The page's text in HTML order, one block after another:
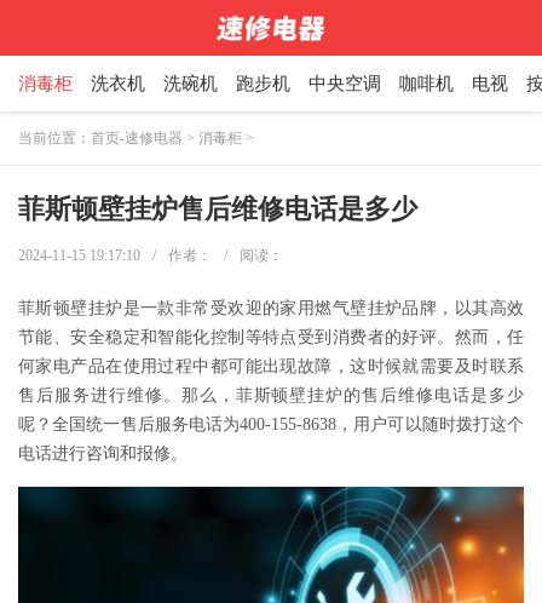
消毒柜 洗衣机 洗碗机 跑步机 中央空调 咖啡机 电视
当前位置： 首页-速修电器 > 消毒柜 >
菲斯顿壁挂炉售后维修电话是多少
2024-11-15 19:17:10 / 作者： / 阅读：
菲斯顿壁挂炉是一款非常受欢迎的家用燃气壁挂炉品牌，以其高效
节能、安全稳定和智能化控制等特点受到消费者的好评。然而，任
何家电产品在使用过程中都可能出现故障，这时候就需要及时联系
售后服务进行维修。那么，菲斯顿壁挂炉的售后维修电话是多少
呢？全国统一售后服务电话为400-155-8638，用户可以随时拨打这个
电话进行咨询和报修。